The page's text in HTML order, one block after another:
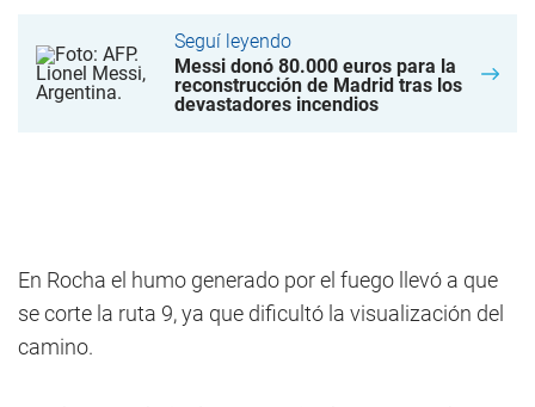
Seguí leyendo
Messi donó 80.000 euros para la
reconstrucción de Madrid tras los
devastadores incendios
En Rocha el humo generado por el fuego llevó a que
se corte la ruta 9, ya que dificultó la visualización del
camino.